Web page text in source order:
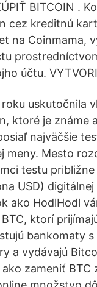
BITCOIN .
cez kreditnú
na Coinmama,
účtu.
uskutočnila
ktoré je známe
najväčšie
meny. Mesto
testu približne
USD)
ako HodlHodl
ktorí
bankomaty s
a vydávajú
zameniť BTC